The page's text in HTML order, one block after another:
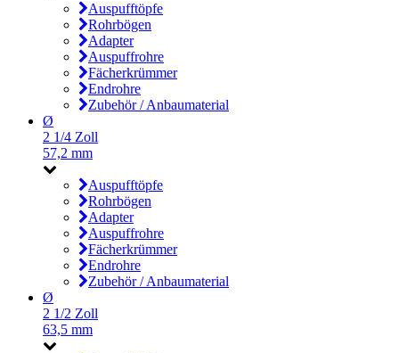
Auspufftöpfe
Rohrbögen
Adapter
Auspuffrohre
Fächerkrümmer
Endrohre
Zubehör / Anbaumaterial
Ø
2 1/4 Zoll
57,2 mm
Auspufftöpfe
Rohrbögen
Adapter
Auspuffrohre
Fächerkrümmer
Endrohre
Zubehör / Anbaumaterial
Ø
2 1/2 Zoll
63,5 mm